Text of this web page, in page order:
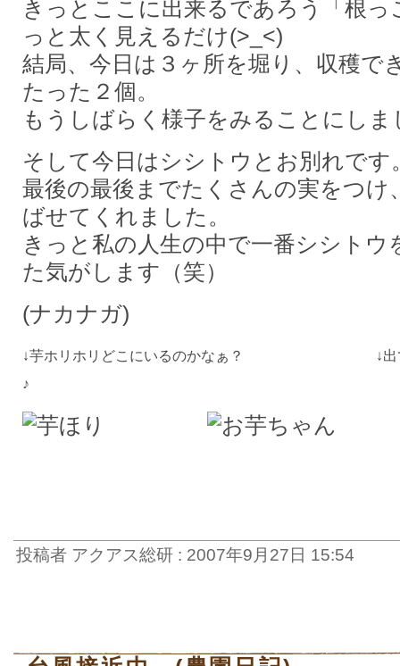
きっとここに出来るであろう「根っ
っと太く見えるだけ(>_<)
結局、今日は３ヶ所を堀り、収穫で
たった２個。
もうしばらく様子をみることにしま
そして今日はシシトウとお別れです
最後の最後までたくさんの実をつけ
ばせてくれました。
きっと私の人生の中で一番シシトウ
た気がします（笑）
(ナカナガ)
↓芋ホリホリどこにいるのかなぁ？ ↓出てき
♪
投稿者 アクアス総研 : 2007年9月27日 15:54